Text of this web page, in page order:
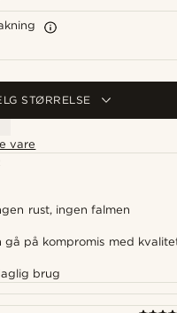
STØRRELSE
vare
rust, ingen falmen
gå på kompromis med
brug